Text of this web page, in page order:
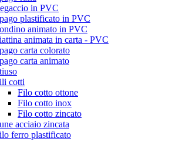
in PVC
plastificato in PVC
animato in PVC
animata in carta - PVC
carta colorato
carta animato
cotti
Filo cotto ottone
Filo cotto inox
Filo cotto zincato
acciaio zincata
ferro plastificato